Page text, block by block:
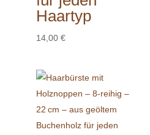
Haartyp
14,00 €